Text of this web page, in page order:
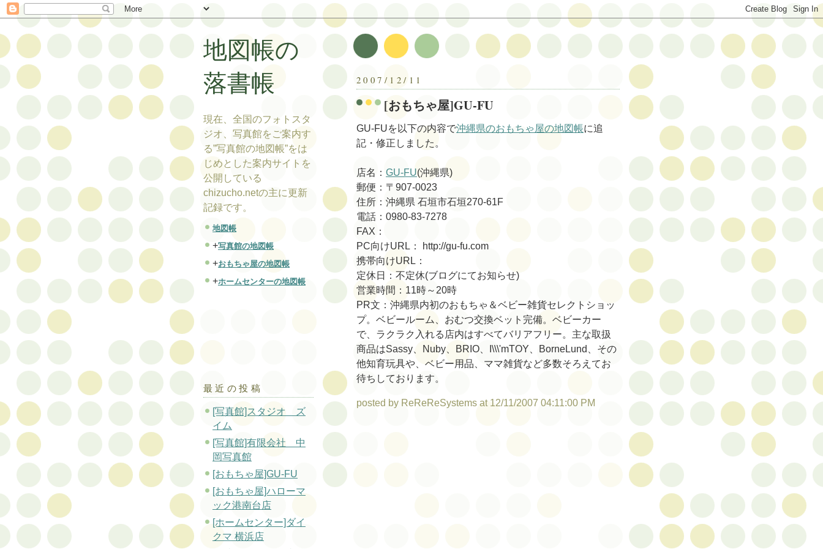
2007/12/11
[おもちゃ屋]GU-FU
GU-FUを以下の内容で沖縄県のおもちゃ屋の地図帳に追
記・修正しました。
店名： GU-FU(沖縄県)
郵便：〒907-0023
住所：沖縄県 石垣市石垣270-61F
電話：0980-83-7278
FAX：
PC向けURL： http://gu-fu.com
携帯向けURL：
定休日：不定休(ブログにてお知らせ)
営業時間：11時～20時
PR文：沖縄県内初のおもちゃ＆ベビー雑貨セレクトショッ
プ。ベビールーム、おむつ交換ベット完備。ベビーカー
で、ラクラク入れる店内はすべてバリアフリー。主な取扱
商品はSassy、Nuby、BRIO、I\\\'mTOY、BorneLund、その
他知育玩具や、ベビー用品、ママ雑貨など多数そろえてお
待ちしております。
posted by ReReReSystems at 12/11/2007 04:11:00 PM
地図帳の
落書帳
現在、全国のフォトスタ
ジオ、写真館をご案内す
る”写真館の地図帳”をは
じめとした案内サイトを
公開している
chizucho.netの主に更新
記録です。
地図帳
+写真館の地図帳
+おもちゃ屋の地図帳
+ホームセンターの地図帳
最近の投稿
[写真館]スタジオ ズ
イム
[写真館]有限会社 中
岡写真館
[おもちゃ屋]GU-FU
[おもちゃ屋]ハローマ
ック港南台店
[ホームセンター]ダイ
クマ 横浜店